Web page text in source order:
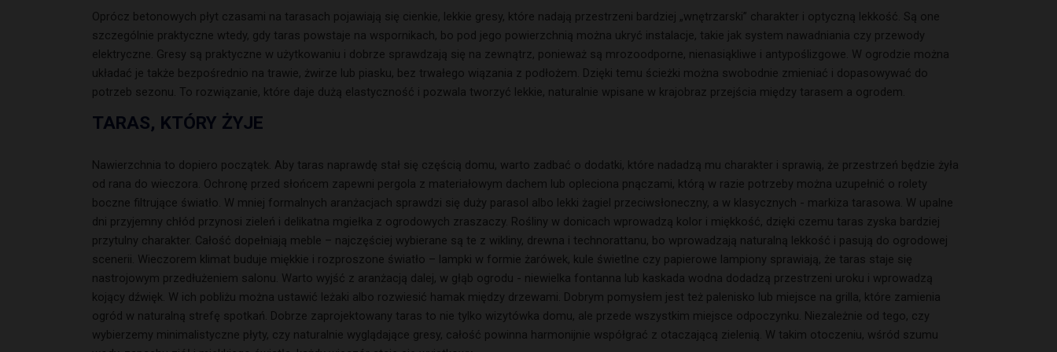
Oprócz betonowych płyt czasami na tarasach pojawiają się cienkie, lekkie gresy, które nadają przestrzeni bardziej „wnętrzarski” charakter i optyczną lekkość. Są one
szczególnie praktyczne wtedy, gdy taras powstaje na wspornikach, bo pod jego powierzchnią można ukryć instalacje, takie jak system nawadniania czy przewody
elektryczne. Gresy są praktyczne w użytkowaniu i dobrze sprawdzają się na zewnątrz, ponieważ są mrozoodporne, nienasiąkliwe i antypoślizgowe. W ogrodzie można
układać je także bezpośrednio na trawie, żwirze lub piasku, bez trwałego wiązania z podłożem. Dzięki temu ścieżki można swobodnie zmieniać i dopasowywać do
potrzeb sezonu. To rozwiązanie, które daje dużą elastyczność i pozwala tworzyć lekkie, naturalnie wpisane w krajobraz przejścia między tarasem a ogrodem.
TARAS, KTÓRY ŻYJE
Nawierzchnia to dopiero początek. Aby taras naprawdę stał się częścią domu, warto zadbać o dodatki, które nadadzą mu charakter i sprawią, że przestrzeń będzie żyła
od rana do wieczora. Ochronę przed słońcem zapewni pergola z materiałowym dachem lub opleciona pnączami, którą w razie potrzeby można uzupełnić o rolety
boczne filtrujące światło. W mniej formalnych aranżacjach sprawdzi się duży parasol albo lekki żagiel przeciwsłoneczny, a w klasycznych - markiza tarasowa. W upalne
dni przyjemny chłód przynosi zieleń i delikatna mgiełka z ogrodowych zraszaczy. Rośliny w donicach wprowadzą kolor i miękkość, dzięki czemu taras zyska bardziej
przytulny charakter. Całość dopełniają meble – najczęściej wybierane są te z wikliny, drewna i technorattanu, bo wprowadzają naturalną lekkość i pasują do ogrodowej
scenerii. Wieczorem klimat buduje miękkie i rozproszone światło – lampki w formie żarówek, kule świetlne czy papierowe lampiony sprawiają, że taras staje się
nastrojowym przedłużeniem salonu. Warto wyjść z aranżacją dalej, w głąb ogrodu - niewielka fontanna lub kaskada wodna dodadzą przestrzeni uroku i wprowadzą
kojący dźwięk. W ich pobliżu można ustawić leżaki albo rozwiesić hamak między drzewami. Dobrym pomysłem jest też palenisko lub miejsce na grilla, które zamienia
ogród w naturalną strefę spotkań. Dobrze zaprojektowany taras to nie tylko wizytówka domu, ale przede wszystkim miejsce odpoczynku. Niezależnie od tego, czy
wybierzemy minimalistyczne płyty, czy naturalnie wyglądające gresy, całość powinna harmonijnie współgrać z otaczającą zielenią. W takim otoczeniu, wśród szumu